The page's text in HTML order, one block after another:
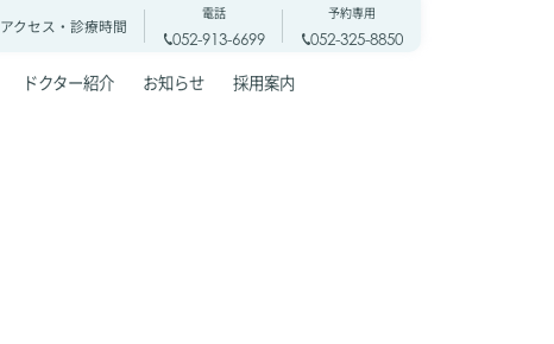
アクセス・診療時間
電話
052-913-6699
予約専用
052-325-8850
ドクター紹介 お知らせ 採用案内